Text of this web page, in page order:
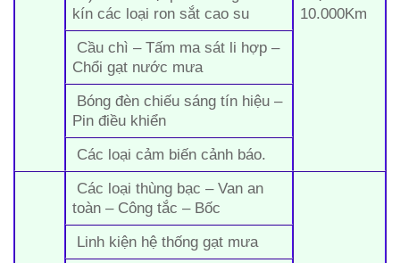
10.000Km
kín các loại ron sắt cao su
Cầu chì – Tấm ma sát li hợp –
Chổi gạt nước mưa
Bóng đèn chiếu sáng tín hiệu –
Pin điều khiển
Các loại cảm biến cảnh báo.
Các loại thùng bạc – Van an
toàn – Công tắc – Bốc
Linh kiện hệ thống gạt mưa